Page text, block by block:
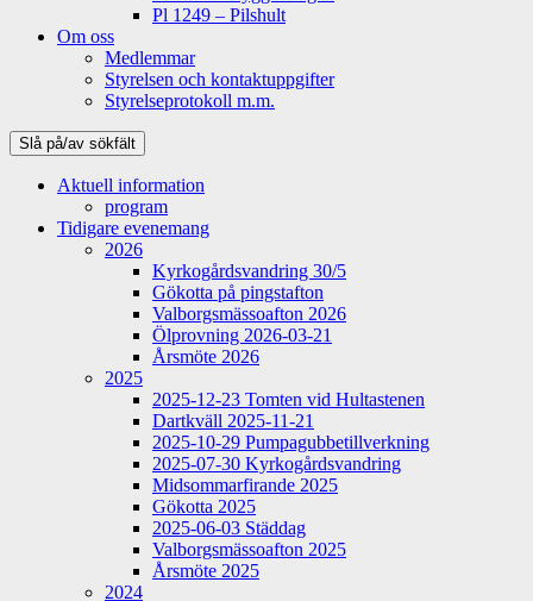
Pl 1249 – Pilshult
Om oss
Medlemmar
Styrelsen och kontaktuppgifter
Styrelseprotokoll m.m.
Slå på/av sökfält
Aktuell information
program
Tidigare evenemang
2026
Kyrkogårdsvandring 30/5
Gökotta på pingstafton
Valborgsmässoafton 2026
Ölprovning 2026-03-21
Årsmöte 2026
2025
2025-12-23 Tomten vid Hultastenen
Dartkväll 2025-11-21
2025-10-29 Pumpagubbetillverkning
2025-07-30 Kyrkogårdsvandring
Midsommarfirande 2025
Gökotta 2025
2025-06-03 Städdag
Valborgsmässoafton 2025
Årsmöte 2025
2024